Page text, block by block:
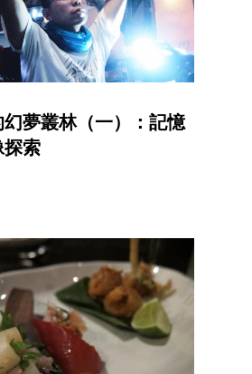
幻夢叢林（一）：記憶
探索